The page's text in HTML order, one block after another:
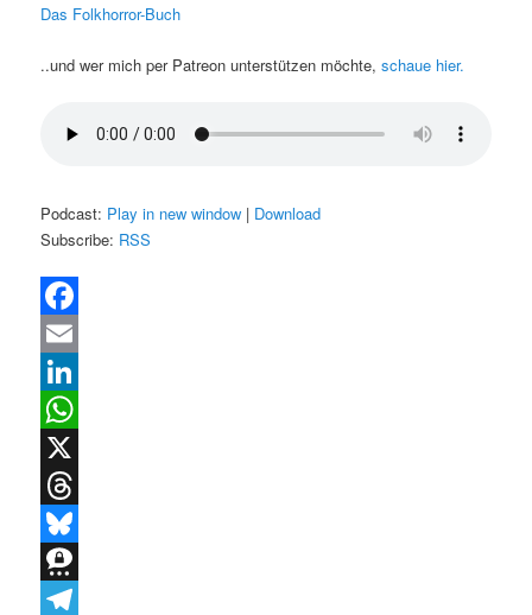
Das Folkhorror-Buch
..und wer mich per Patreon unterstützen möchte,schaue hier.
Podcast: Play in new window | Download
Subscribe: RSS
Facebook
Email
LinkedIn
WhatsApp
X
Threads
Bluesky
Threema